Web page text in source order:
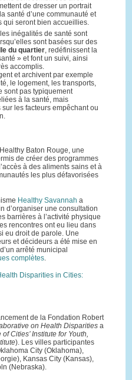
de dresser un portrait
santé d’une communauté et
qui seront bien accueillies.
inégalités de santé sont
sont basées sur des
du quartier, redéfinissent la
» et font un suivi, ainsi
accomplis.
et archivent par exemple
le logement, les transports,
sont pas typiquement
à la santé, mais
les facteurs empêchant ou
Baton Rouge, une
de créer des programmes
à des aliments sains et à
les plus défavorisées
Healthy Savannah a
d’organiser une consultation
barrières à l’activité physique
rencontres ont eu lieu dans
eu droit de parole. Une
et décideurs a été mise en
arrêté municipal
complètes.
Disparities in Cities:
de la Fondation Robert
on Health Disparitiesa
Cities’ Institute for Youth,
). Les villes participantes
City (Oklahoma),
Kansas City (Kansas),
(Nebraska).